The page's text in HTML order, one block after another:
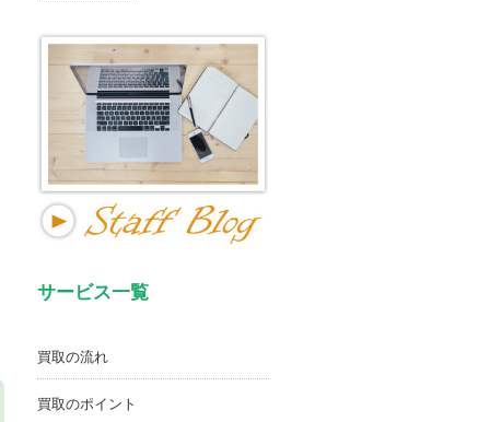
サービス一覧
買取の流れ
買取のポイント